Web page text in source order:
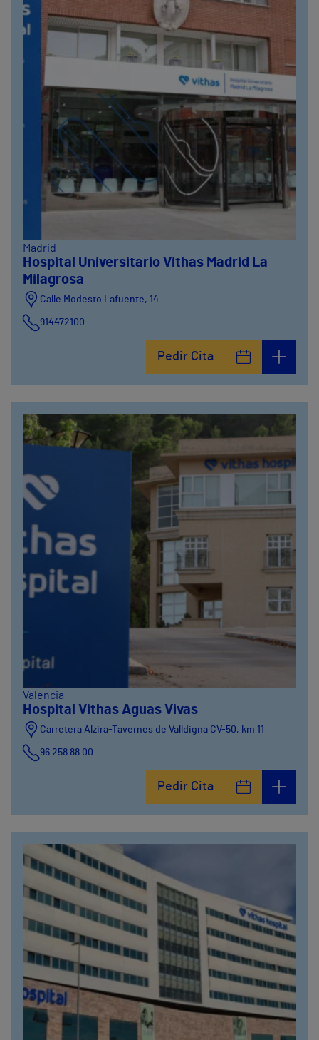
Madrid
Hospital Universitario Vithas Madrid La
Milagrosa
Calle Modesto Lafuente, 14
914472100
Pedir Cita
Valencia
Hospital Vithas Aguas Vivas
Carretera Alzira-Tavernes de Valldigna CV-50, km 11
96 258 88 00
Pedir Cita